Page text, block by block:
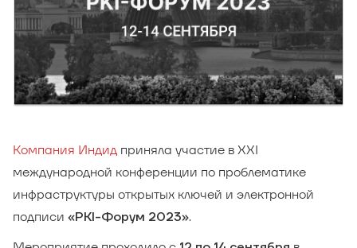
Компания Индид приняла участие в XXI
международной конференции по проблематике ​
инфраструктуры открытых ключей и электронной
подписи «PKI-Форум 2023».